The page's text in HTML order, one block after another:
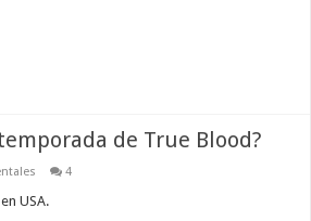
de True Blood?
4
USA.